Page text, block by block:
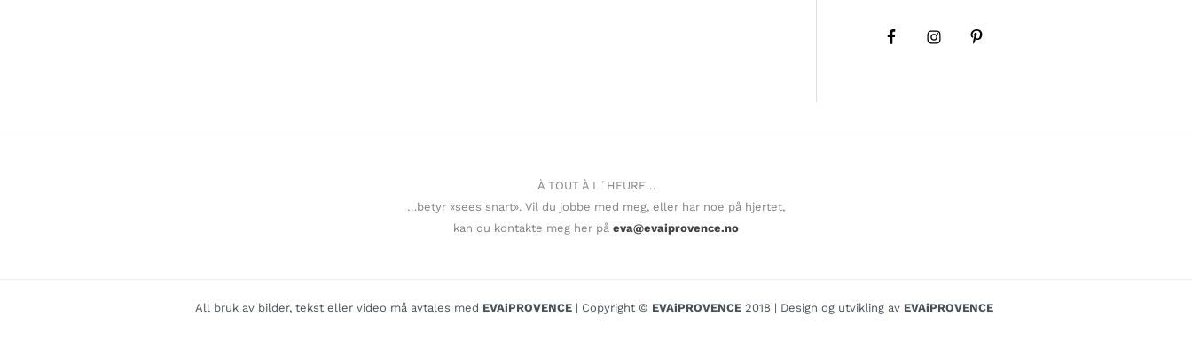
À TOUT À L´HEURE…
…betyr «sees snart». Vil du jobbe med meg, eller har noe på hjertet,
kan du kontakte meg her på eva@evaiprovence.no
All bruk av bilder, tekst eller video må avtales med EVAiPROVENCE | Copyright © EVAiPROVENCE 2018 | Design og utvikling av EVAiPROVENCE